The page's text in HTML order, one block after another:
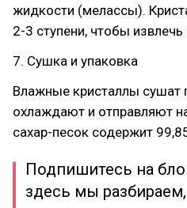
жидкости (мелассы).
2-3 ступени, чтобы
7. Сушка и упаковка
Влажные кристаллы сушат
охлаждают и отправляют
сахар-песок содержит
Подпишитесь на
здесь мы